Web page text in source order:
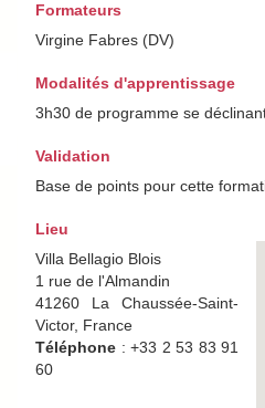
Formateurs
Virgine Fabres (DV)
Modalités d'apprentissage
3h30 de programme se
Validation
Base de points pour cette
Lieu
Villa Bellagio Blois
1 rue de l'Almandin
41260 La Chaussée-Saint-
Victor, France
Téléphone : +33 2 53 83 91
60